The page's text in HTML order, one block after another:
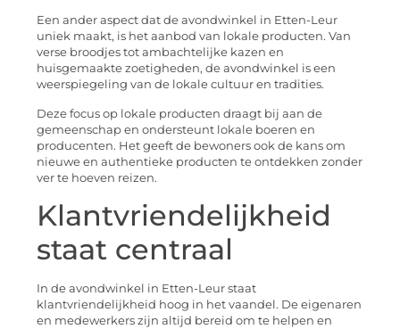
Een ander aspect dat de avondwinkel in Etten-Leur
uniek maakt, is het aanbod van lokale producten. Van
verse broodjes tot ambachtelijke kazen en
huisgemaakte zoetigheden, de avondwinkel is een
weerspiegeling van de lokale cultuur en tradities.
Deze focus op lokale producten draagt bij aan de
gemeenschap en ondersteunt lokale boeren en
producenten. Het geeft de bewoners ook de kans om
nieuwe en authentieke producten te ontdekken zonder
ver te hoeven reizen.
Klantvriendelijkheid
staat centraal
In de avondwinkel in Etten-Leur staat
klantvriendelijkheid hoog in het vaandel. De eigenaren
en medewerkers zijn altijd bereid om te helpen en